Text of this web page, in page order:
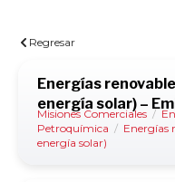
Regresar
Energías
energía solar) –
Misiones Comerciales /
Petroquímica / Energías
energía solar)